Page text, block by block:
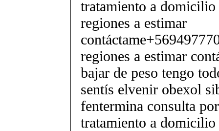
tratamiento a
regiones a estimar
regiones a estimar
bajar de peso tengo
sentís elvenir obexol
fentermina consulta
tratamiento a